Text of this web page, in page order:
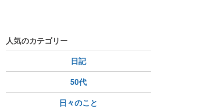
人気のカテゴリー
日記
50代
日々のこと